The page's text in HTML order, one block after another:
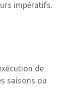
impératifs.
de
saisons ou